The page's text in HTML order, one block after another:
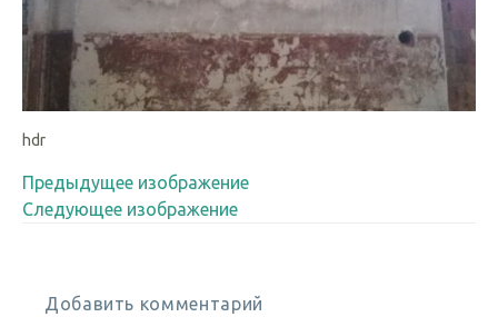
hdr
Предыдущее изображение
Следующее изображение
Добавить комментарий